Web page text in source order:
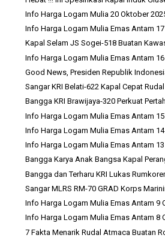
Info Harga Logam Mulia 20 Oktober
Info Harga Logam Mulia Emas Antam
Kapal Selam JS Sogei-518 Buatan
Info Harga Logam Mulia Emas Antam
Good News, Presiden Republik
Sangar KRI Belati-622 Kapal Cepat
Bangga KRI Brawijaya-320 Perkuat
Info Harga Logam Mulia Emas Antam
Info Harga Logam Mulia Emas Antam
Info Harga Logam Mulia Emas Antam
Bangga Karya Anak Bangsa Kapal
Bangga dan Terharu KRI Lukas
Sangar MLRS RM-70 GRAD Korps
Info Harga Logam Mulia Emas Antam 9
Info Harga Logam Mulia Emas Antam 8
7 Fakta Menarik Rudal Atmaca Buatan